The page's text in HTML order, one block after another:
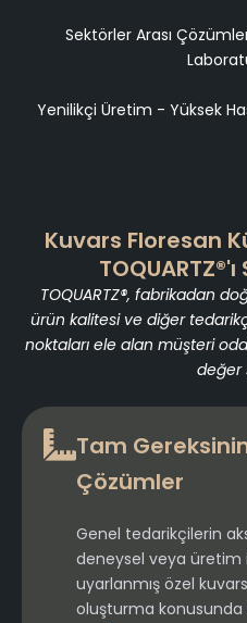
Sektörler Arası
Yenilikçi Üretim - Yüksek
Kuvars Floresan
TOQUARTZ®, fabrikadan
ürün kalitesi ve diğer
noktaları ele alan müşteri
değer
Tam
Çözümler
Genel tedarikçilerin
deneysel veya üretim
uyarlanmış özel
oluşturma konusunda